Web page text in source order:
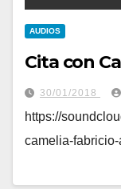
AUDIOS
Cita con
30/01/2018
https://
camelia-